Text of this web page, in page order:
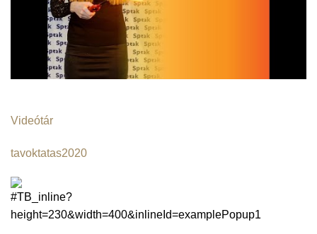
Videótár
tavoktatas2020